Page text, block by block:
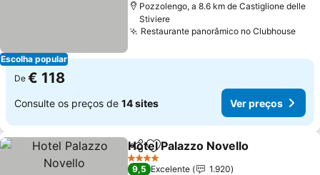
Escolha popular
Pozzolengo, a 8.6 km de Castiglione delle
Stiviere
Restaurante panorâmico no Clubhouse
De € 118
Consulte os preços de 14 sites Ver preços
PartilharAdicionar aos favoritos
Hotel Palazzo Novello
4 Estrelas
9,5 Excelente
1.920